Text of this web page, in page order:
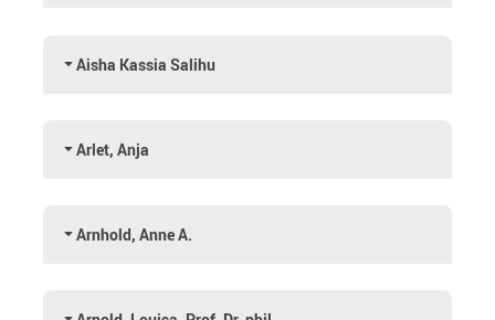
Aisha Kassia Salihu
Arlet, Anja
Arnhold, Anne A.